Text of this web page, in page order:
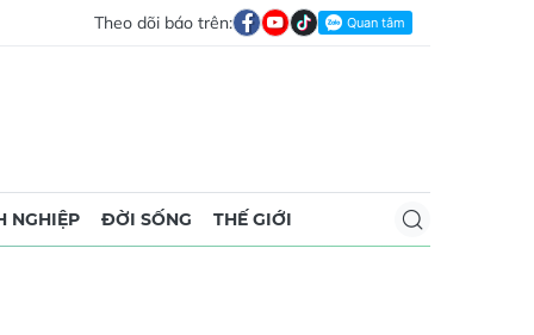
Theo dõi báo trên:
NGHIỆP ĐỜI SỐNG THẾ GIỚI